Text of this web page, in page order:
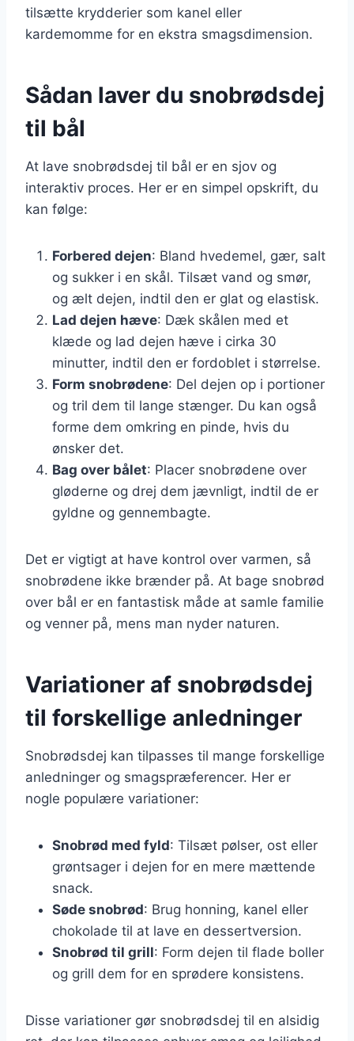
tilsætte krydderier som kanel eller
kardemomme for en ekstra smagsdimension.
Sådan laver du snobrødsdej
til bål
At lave snobrødsdej til bål er en sjov og
interaktiv proces. Her er en simpel opskrift, du
kan følge:
Forbered dejen: Bland hvedemel, gær, salt
og sukker i en skål. Tilsæt vand og smør,
og ælt dejen, indtil den er glat og elastisk.
Lad dejen hæve: Dæk skålen med et
klæde og lad dejen hæve i cirka 30
minutter, indtil den er fordoblet i størrelse.
Form snobrødene: Del dejen op i portioner
og tril dem til lange stænger. Du kan også
forme dem omkring en pinde, hvis du
ønsker det.
Bag over bålet: Placer snobrødene over
gløderne og drej dem jævnligt, indtil de er
gyldne og gennembagte.
Det er vigtigt at have kontrol over varmen, så
snobrødene ikke brænder på. At bage snobrød
over bål er en fantastisk måde at samle familie
og venner på, mens man nyder naturen.
Variationer af snobrødsdej
til forskellige anledninger
Snobrødsdej kan tilpasses til mange forskellige
anledninger og smagspræferencer. Her er
nogle populære variationer:
Snobrød med fyld: Tilsæt pølser, ost eller
grøntsager i dejen for en mere mættende
snack.
Søde snobrød: Brug honning, kanel eller
chokolade til at lave en dessertversion.
Snobrød til grill: Form dejen til flade boller
og grill dem for en sprødere konsistens.
Disse variationer gør snobrødsdej til en alsidig